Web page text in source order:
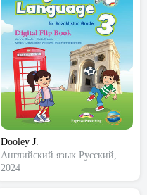
Dooley J.
Английский язык Русский,
2024